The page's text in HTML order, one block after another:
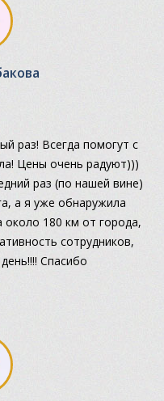
раз! Всегда помогут с
Цены очень радуют)))
раз (по нашей вине)
а я уже обнаружила
около 180 км от города,
сотрудников,
Спасибо